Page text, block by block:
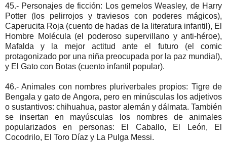
45.- Personajes de ficción: Los gemelos Weasley, de Harry
Potter (los pelirrojos y traviesos con poderes mágicos),
Caperucita Roja (cuento de hadas de la literatura infantil), El
Hombre Molécula (el poderoso supervillano y anti-héroe),
Mafalda y la mejor actitud ante el futuro (el comic
protagonizado por una niña preocupada por la paz mundial),
y El Gato con Botas (cuento infantil popular).
46.- Animales con nombres pluriverbales propios: Tigre de
Bengala y gato de Angora, pero en minúsculas los adjetivos
o sustantivos: chihuahua, pastor alemán y dálmata. También
se insertan en mayúsculas los nombres de animales
popularizados en personas: El Caballo, El León, El
Cocodrilo, El Toro Díaz y La Pulga Messi.